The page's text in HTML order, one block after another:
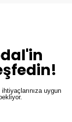
uygun